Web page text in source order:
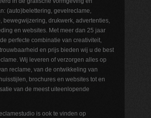
(auto)belettering, gevelreclame,
bewegwijzering, drukwerk, advertenties,
en websites. Met meer dan 25 jaar
perfecte combinatie van creativiteit,
en prijs bieden wij u de best
Wij leveren of verzorgen alles op
reclame, van de ontwikkeling van
brochures en websites tot en
van de meest uiteenlopende
is ook te vinden op